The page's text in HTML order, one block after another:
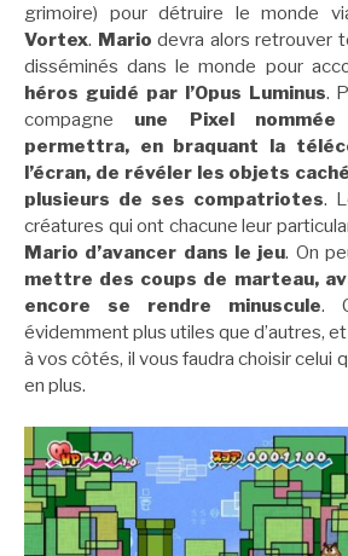
grimoire) pour détruire le monde
Vortex. Mario devra alors retrouver
disséminés dans le monde pour
héros guidé par l’Opus Luminus.
compagne une Pixel
permettra, en braquant la
l’écran, de révéler les objets
plusieurs de ses compatriotes.
créatures qui ont chacune leur
Mario d’avancer dans le jeu. On
mettre des coups de marteau,
encore se rendre minuscule.
évidemment plus utiles que d’autres, et
à vos côtés, il vous faudra choisir celui
en plus.